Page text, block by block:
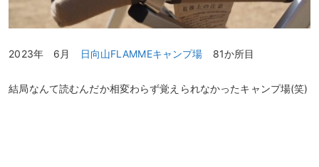
2023年 6月 日向山FLAMMEキャンプ場 81か所目
結局なんて読むんだか相変わらず覚えられなかったキャンプ場(笑)